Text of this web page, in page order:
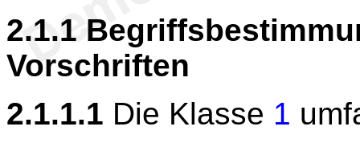
2.1.1
Vorschriften
2.1.1.1 Die Klasse 1